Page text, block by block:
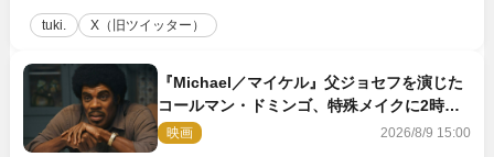
tuki. X（旧ツイッター）
『Michael／マイケル』父ジョセフを演じた
コールマン・ドミンゴ、特殊メイクに2時間
半かかっていた
映画 2026/8/9 15:00